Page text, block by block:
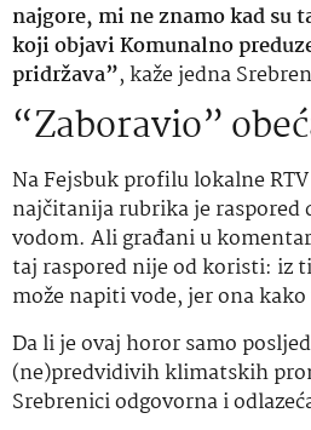
najgore, mi ne znamo kad su
koji objavi Komunalno
pridržava”, kaže jedna
“Zaboravio”
Na Fejsbuk profilu lokalne
najčitanija rubrika je raspored
vodom. Ali građani u
taj raspored nije od koristi: iz
može napiti vode, jer ona
Da li je ovaj horor samo
(ne)predvidivih klimatskih
Srebrenici odgovorna i